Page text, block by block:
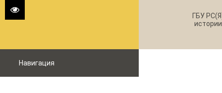
ГБУ
Навигация